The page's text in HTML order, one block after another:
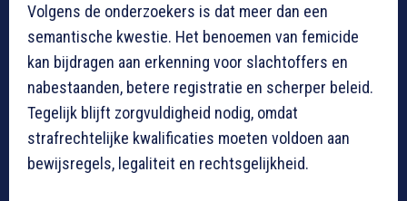
Volgens de onderzoekers is dat meer dan een
semantische kwestie. Het benoemen van femicide
kan bijdragen aan erkenning voor slachtoffers en
nabestaanden, betere registratie en scherper beleid.
Tegelijk blijft zorgvuldigheid nodig, omdat
strafrechtelijke kwalificaties moeten voldoen aan
bewijsregels, legaliteit en rechtsgelijkheid.